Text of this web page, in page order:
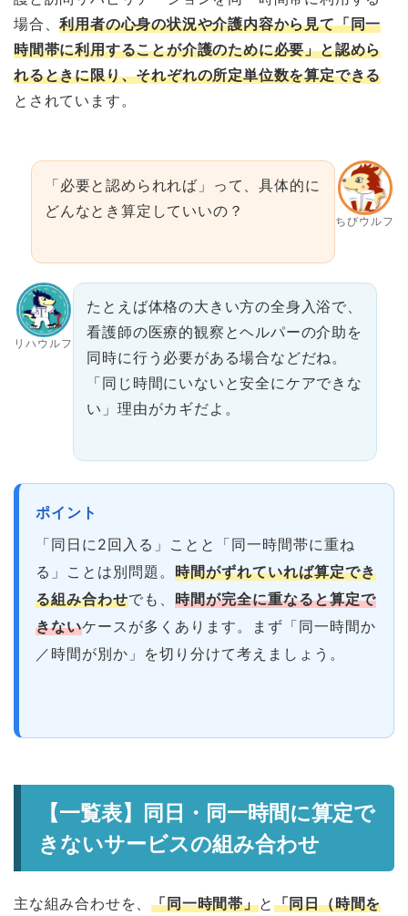
場合、利用者の心身の状況や介護内容から見て「同一
時間帯に利用することが介護のために必要」と認めら
れるときに限り、それぞれの所定単位数を算定できる
とされています。
ちびウルフ
「必要と認められれば」って、具体的に
どんなとき算定していいの？
リハウルフ
たとえば体格の大きい方の全身入浴で、
看護師の医療的観察とヘルパーの介助を
同時に行う必要がある場合などだね。
「同じ時間にいないと安全にケアできな
い」理由がカギだよ。
ポイント
「同日に2回入る」ことと「同一時間帯に重ね
る」ことは別問題。 時間がずれていれば算定でき
る組み合わせでも、 時間が完全に重なると算定で
きないケースが多くあります。まず「同一時間か
／時間が別か」を切り分けて考えましょう。
【一覧表】同日・同一時間に算定で
きないサービスの組み合わせ
主な組み合わせを、「同一時間帯」と 「同日（時間を